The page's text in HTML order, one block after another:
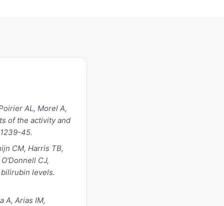
AL, Morel A,
of the activity and
45.
CM, Harris TB,
CJ,
levels.
A, Arias IM,